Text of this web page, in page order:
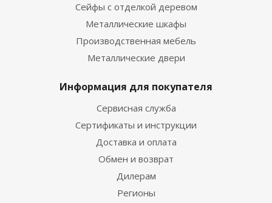
Сейфы с отделкой деревом
Металлические шкафы
Производственная мебель
Металлические двери
Информация для покупателя
Сервисная служба
Сертификаты и инструкции
Доставка и оплата
Обмен и возврат
Дилерам
Регионы